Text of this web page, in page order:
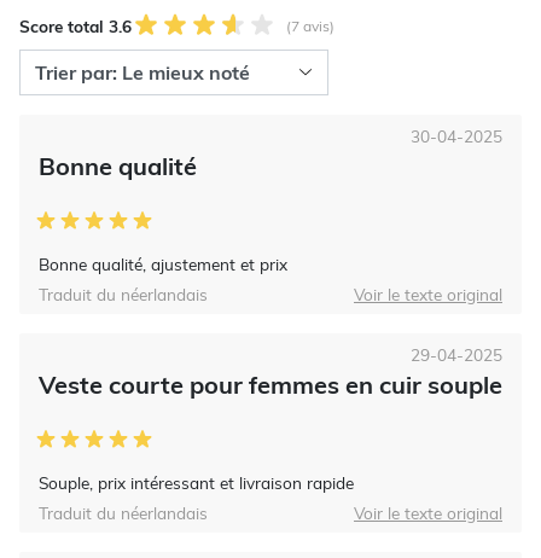
Score total 3.6 (7 avis)
Bonne qualité
Bonne qualité, ajustement et prix
30-04-2025
Traduit du néerlandais Voir le texte original
Veste courte pour femmes en cuir souple
Souple, prix intéressant et livraison rapide
29-04-2025
Traduit du néerlandais Voir le texte original